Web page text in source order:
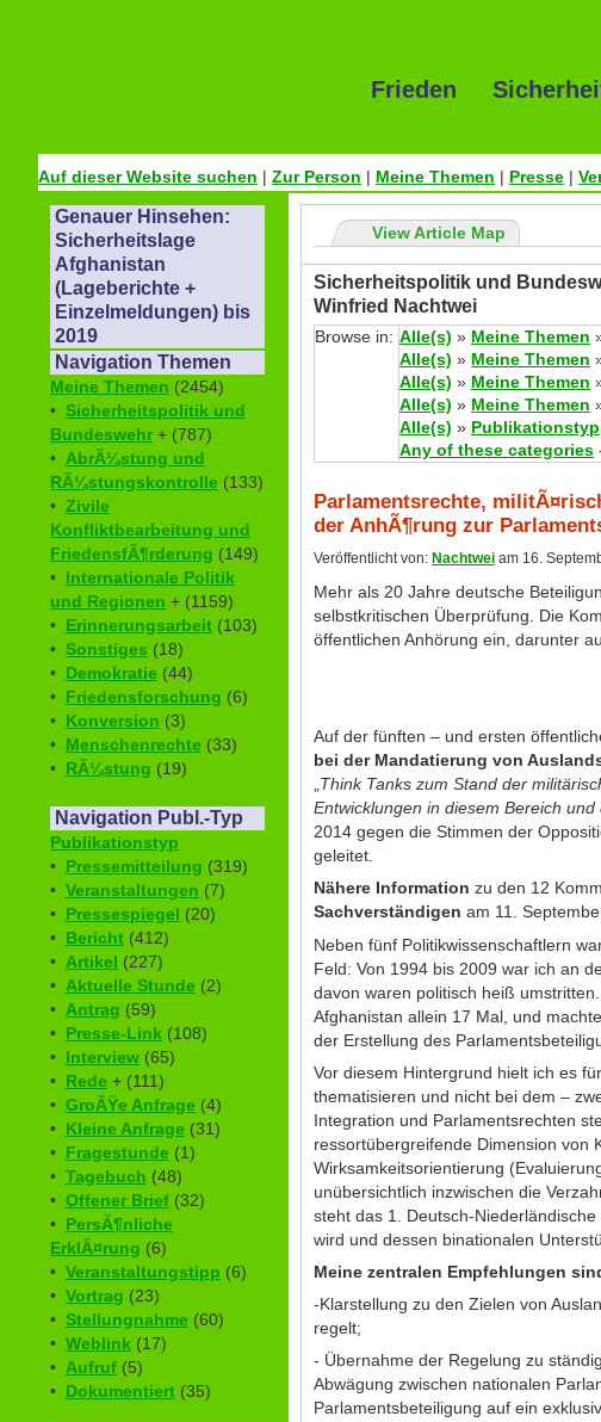
Frieden
Auf dieser Website suchen | Zur Person | Meine Themen | Presse |
Genauer Hinsehen:
Sicherheitslage
Afghanistan
(Lageberichte +
Einzelmeldungen) bis
2019
Navigation Themen
Meine Themen (2454)
• Sicherheitspolitik und
Bundeswehr + (787)
• AbrÃ¼stung und
RÃ¼stungskontrolle (133)
• Zivile
Konfliktbearbeitung und
FriedensfÃ¶rderung (149)
• Internationale Politik
und Regionen + (1159)
• Erinnerungsarbeit (103)
• Sonstiges (18)
• Demokratie (44)
• Friedensforschung (6)
• Konversion (3)
• Menschenrechte (33)
• RÃ¼stung (19)
Navigation Publ.-Typ
Publikationstyp
• Pressemitteilung (319)
• Veranstaltungen (7)
• Pressespiegel (20)
• Bericht (412)
• Artikel (227)
• Aktuelle Stunde (2)
• Antrag (59)
• Presse-Link (108)
• Interview (65)
• Rede + (111)
• GroÃŸe Anfrage (4)
• Kleine Anfrage (31)
• Fragestunde (1)
• Tagebuch (48)
• Offener Brief (32)
• PersÃ¶nliche
ErklÃ¤rung (6)
• Veranstaltungstipp (6)
• Vortrag (23)
• Stellungnahme (60)
• Weblink (17)
• Aufruf (5)
• Dokumentiert (35)
View Article Map
Sicherheitspolitik und
Winfried Nachtwei
Browse in: Alle(s) » Meine Themen
Alle(s) » Meine Themen
Alle(s) » Meine Themen
Alle(s) » Meine Themen
Alle(s) » Publikationstyp
Any of these categories
Parlamentsrechte,
der AnhÃ¶rung zur
Veröffentlicht von: Nachtwei am 16.
Mehr als 20 Jahre deutsche
selbstkritischen Überprüfung. Die
öffentlichen Anhörung ein, darunter
Auf der fünften – und ersten
bei der Mandatierung von
Think Tanks zum Stand der
Entwicklungen in diesem Bereich
2014 gegen die Stimmen der
geleitet.
Nähere Information zu den 12
Sachverständigen am 11.
Neben fünf Politikwissenschaftlern
Feld: Von 1994 bis 2009 war ich an
davon waren politisch heiß
Afghanistan allein 17 Mal, und
der Erstellung des
Vor diesem Hintergrund hielt ich es
thematisieren und nicht bei dem –
Integration und Parlamentsrechten
ressortübergreifende Dimension von
Wirksamkeitsorientierung
unübersichtlich inzwischen die
steht das 1. Deutsch-
wird und dessen binationalen
Meine zentralen Empfehlungen
-Klarstellung zu den Zielen von
regelt;
- Übernahme der Regelung zu
Abwägung zwischen nationalen
Parlamentsbeteiligung auf ein